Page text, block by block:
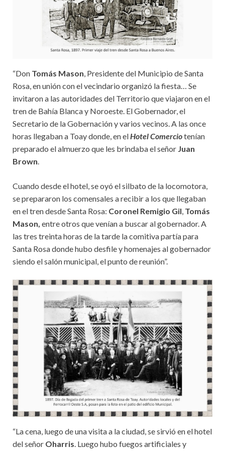
“Don Tomás Mason, Presidente del Municipio de Santa
Rosa, en unión con el vecindario organizó la fiesta… Se
invitaron a las autoridades del Territorio que viajaron en el
tren de Bahía Blanca y Noroeste. El Gobernador, el
Secretario de la Gobernación y varios vecinos. A las once
horas llegaban a Toay donde, en elHotel Comerciotenían
preparado el almuerzo que les brindaba el señor Juan
Brown.
Cuando desde el hotel, se oyó el silbato de la locomotora,
se prepararon los comensales a recibir a los que llegaban
en el tren desde Santa Rosa: Coronel Remigio Gil, Tomás
Mason, entre otros que venían a buscar al gobernador. A
las tres treinta horas de la tarde la comitiva partía para
Santa Rosa donde hubo desfile y homenajes al gobernador
siendo el salón municipal, el punto de reunión”.
“La cena, luego de una visita a la ciudad, se sirvió en el hotel
del señor Oharris. Luego hubo fuegos artificiales y